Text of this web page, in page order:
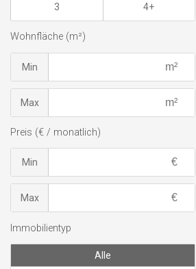
3 4+
Wohnfläche (m²)
Min
Max
Preis (€ / monatlich)
Min
Max
Immobilientyp
Alle